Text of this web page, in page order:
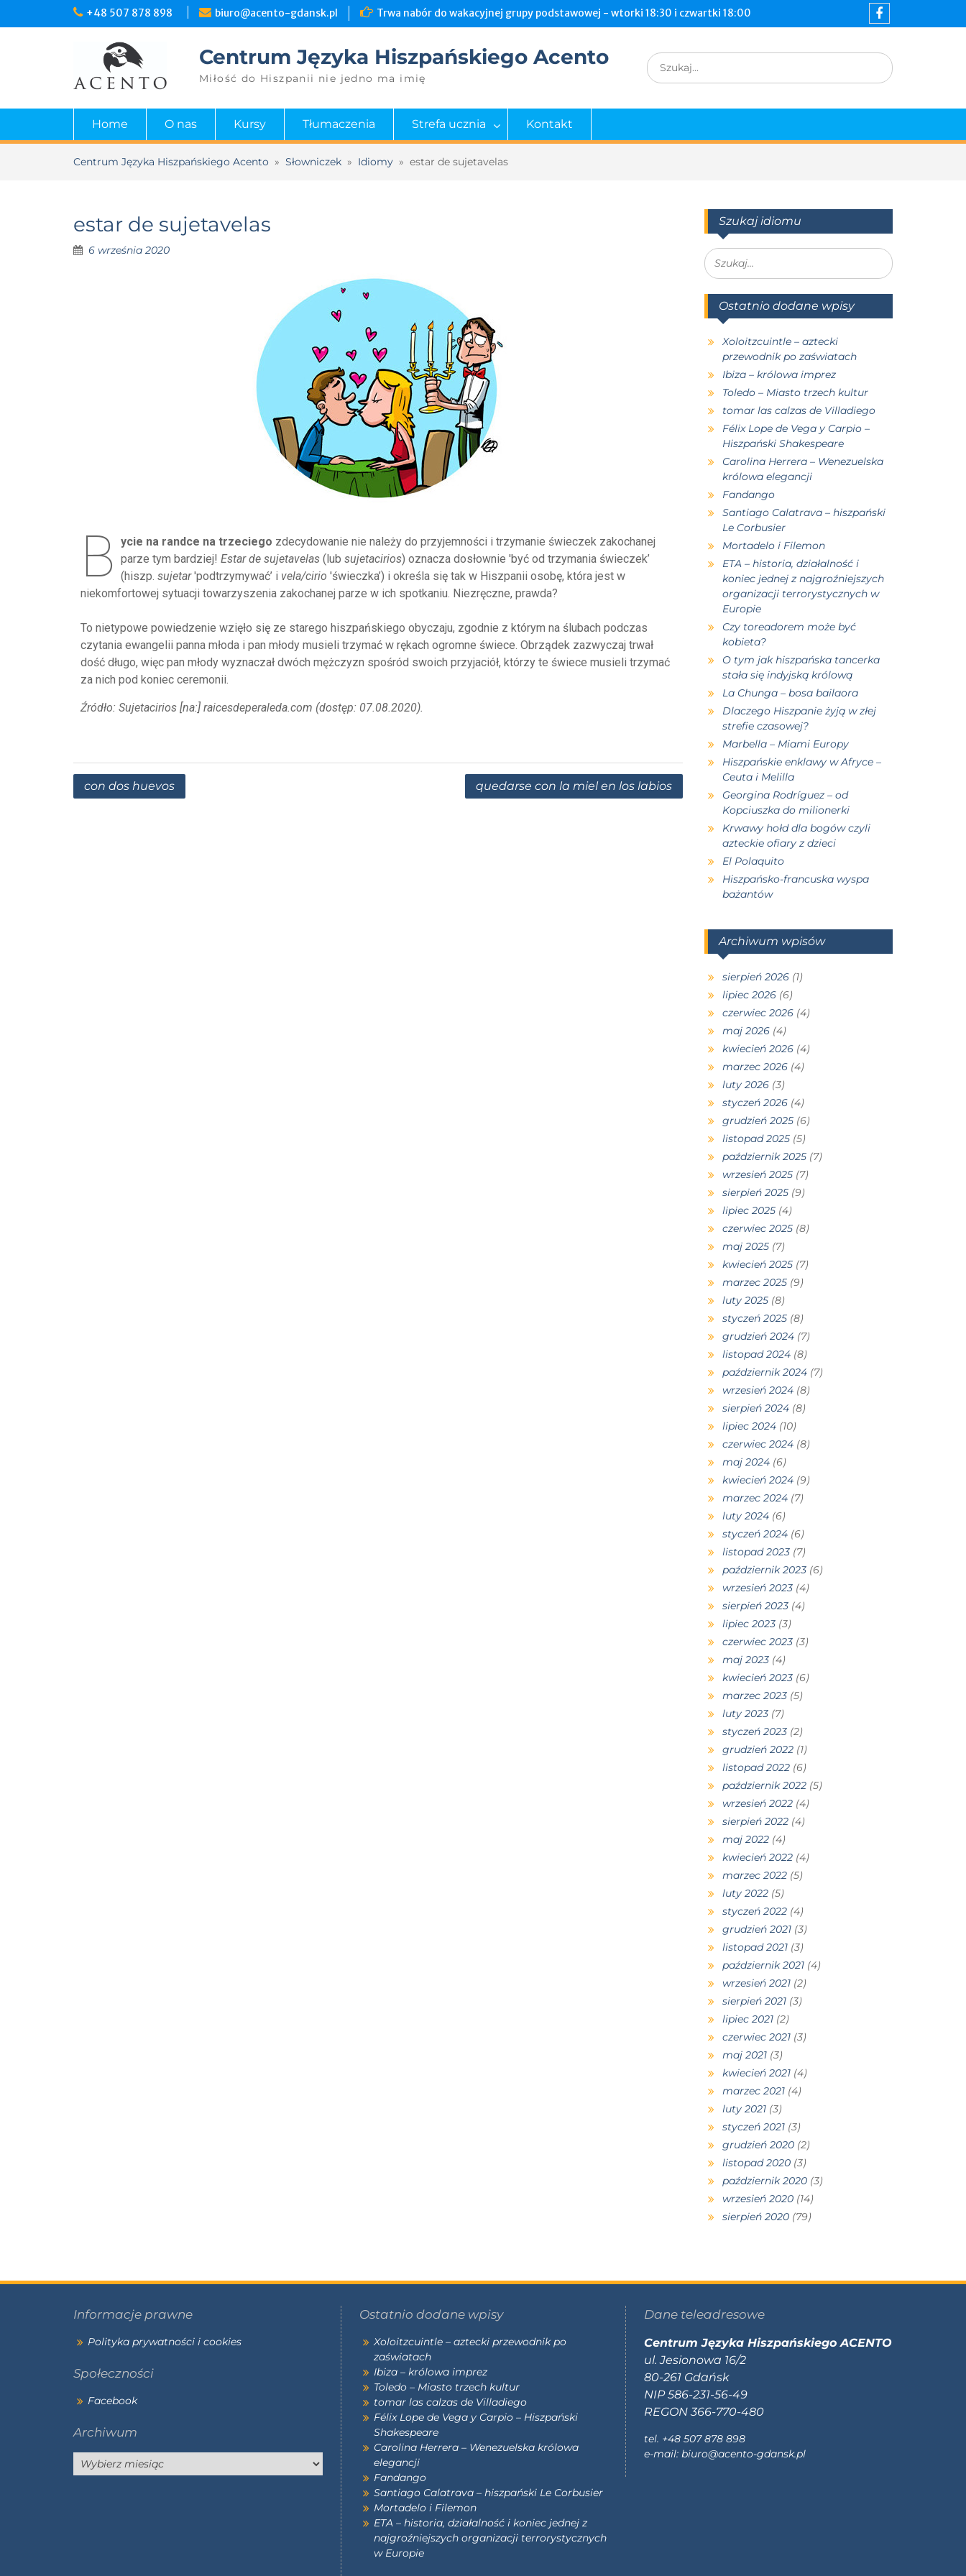
+48 507 878 898 biuro@acento-gdansk.pl Trwa nabór do wakacyjnej grupy podstawowej - wtorki 18:30 i czwartki 18:00
Centrum Języka Hiszpańskiego Acento
Miłość do Hiszpanii nie jedno ma imię
Home O nas Kursy Tłumaczenia Strefa ucznia Kontakt
Centrum Języka Hiszpańskiego Acento » Słowniczek » Idiomy » estar de sujetavelas
estar de sujetavelas
6 września 2020
B ycie na randce na trzeciego zdecydowanie nie należy do przyjemności i trzymanie świeczek zakochanej
parze tym bardziej! Estar de sujetavelas (lub sujetacirios) oznacza dosłownie 'być od trzymania świeczek’
(hiszp. sujetar'podtrzymywać’ i vela/cirio 'świeczka’) i określa się tak w Hiszpanii osobę, która jest w
niekomfortowej sytuacji towarzyszenia zakochanej parze w ich spotkaniu. Niezręczne, prawda?
To nietypowe powiedzenie wzięło się ze starego hiszpańskiego obyczaju, zgodnie z którym na ślubach podczas
czytania ewangelii panna młoda i pan młody musieli trzymać w rękach ogromne świece. Obrządek zazwyczaj trwał
dość długo, więc pan młody wyznaczał dwóch mężczyzn spośród swoich przyjaciół, którzy te świece musieli trzymać
za nich pod koniec ceremonii.
Źródło: Sujetacirios [na:] raicesdeperaleda.com (dostęp: 07.08.2020).
con dos huevos quedarse con la miel en los labios
Szukaj idiomu
Ostatnio dodane wpisy
Xoloitzcuintle – aztecki
przewodnik po zaświatach
Ibiza – królowa imprez
Toledo – Miasto trzech kultur
tomar las calzas de Villadiego
Félix Lope de Vega y Carpio –
Hiszpański Shakespeare
Carolina Herrera – Wenezuelska
królowa elegancji
Fandango
Santiago Calatrava – hiszpański
Le Corbusier
Mortadelo i Filemon
ETA – historia, działalność i
koniec jednej z najgroźniejszych
organizacji terrorystycznych w
Europie
Czy toreadorem może być
kobieta?
O tym jak hiszpańska tancerka
stała się indyjską królową
La Chunga – bosa bailaora
Dlaczego Hiszpanie żyją w złej
strefie czasowej?
Marbella – Miami Europy
Hiszpańskie enklawy w Afryce –
Ceuta i Melilla
Georgina Rodríguez – od
Kopciuszka do milionerki
Krwawy hołd dla bogów czyli
azteckie ofiary z dzieci
El Polaquito
Hiszpańsko-francuska wyspa
bażantów
Archiwum wpisów
sierpień 2026(1)
lipiec 2026(6)
czerwiec 2026(4)
maj 2026(4)
kwiecień 2026(4)
marzec 2026(4)
luty 2026(3)
styczeń 2026(4)
grudzień 2025(6)
listopad 2025(5)
październik 2025(7)
wrzesień 2025(7)
sierpień 2025(9)
lipiec 2025(4)
czerwiec 2025(8)
maj 2025(7)
kwiecień 2025(7)
marzec 2025(9)
luty 2025(8)
styczeń 2025(8)
grudzień 2024(7)
listopad 2024(8)
październik 2024(7)
wrzesień 2024(8)
sierpień 2024(8)
lipiec 2024(10)
czerwiec 2024(8)
maj 2024(6)
kwiecień 2024(9)
marzec 2024(7)
luty 2024(6)
styczeń 2024(6)
listopad 2023(7)
październik 2023(6)
wrzesień 2023(4)
sierpień 2023(4)
lipiec 2023(3)
czerwiec 2023(3)
maj 2023(4)
kwiecień 2023(6)
marzec 2023(5)
luty 2023(7)
styczeń 2023(2)
grudzień 2022(1)
listopad 2022(6)
październik 2022(5)
wrzesień 2022(4)
sierpień 2022(4)
maj 2022(4)
kwiecień 2022(4)
marzec 2022(5)
luty 2022(5)
styczeń 2022(4)
grudzień 2021(3)
listopad 2021(3)
październik 2021(4)
wrzesień 2021(2)
sierpień 2021(3)
lipiec 2021(2)
czerwiec 2021(3)
maj 2021(3)
kwiecień 2021(4)
marzec 2021(4)
luty 2021(3)
styczeń 2021(3)
grudzień 2020(2)
listopad 2020(3)
październik 2020(3)
wrzesień 2020(14)
sierpień 2020(79)
Informacje prawne
Polityka prywatności i cookies
Społeczności
Facebook
Archiwum
Ostatnio dodane wpisy
Xoloitzcuintle – aztecki przewodnik po
zaświatach
Ibiza – królowa imprez
Toledo – Miasto trzech kultur
tomar las calzas de Villadiego
Félix Lope de Vega y Carpio – Hiszpański
Shakespeare
Carolina Herrera – Wenezuelska królowa
elegancji
Fandango
Santiago Calatrava – hiszpański Le Corbusier
Mortadelo i Filemon
ETA – historia, działalność i koniec jednej z
najgroźniejszych organizacji terrorystycznych
w Europie
Dane teleadresowe
Centrum Języka Hiszpańskiego ACENTO
ul. Jesionowa 16/2
80-261 Gdańsk
NIP 586-231-56-49
REGON 366-770-480
tel. +48 507 878 898
e-mail:biuro@acento-gdansk.pl